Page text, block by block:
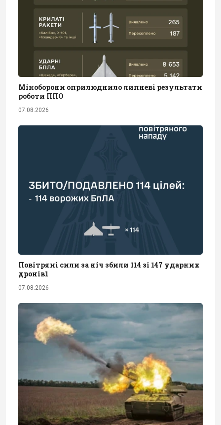
Міноборони оприлюднило липневі результати
роботи ППО
07.08.2026
Повітряні сили за ніч збили 114 зі 147 ударних
дронів1
07.08.2026